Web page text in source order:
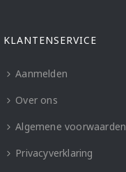
KLANTENSERVICE
Aanmelden
Over ons
Algemene voorwaarden
Privacyverklaring